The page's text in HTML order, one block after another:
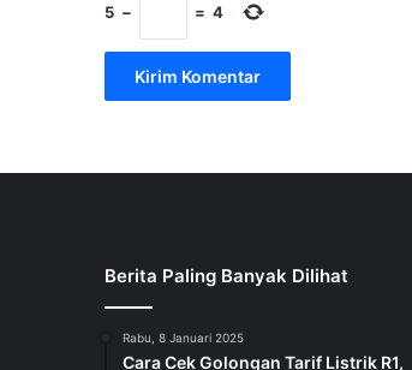
5 − = 4
Berita Paling Banyak Dilihat
Rabu, 8 Januari 2025
Cara Cek Golongan Tarif Listrik R1,